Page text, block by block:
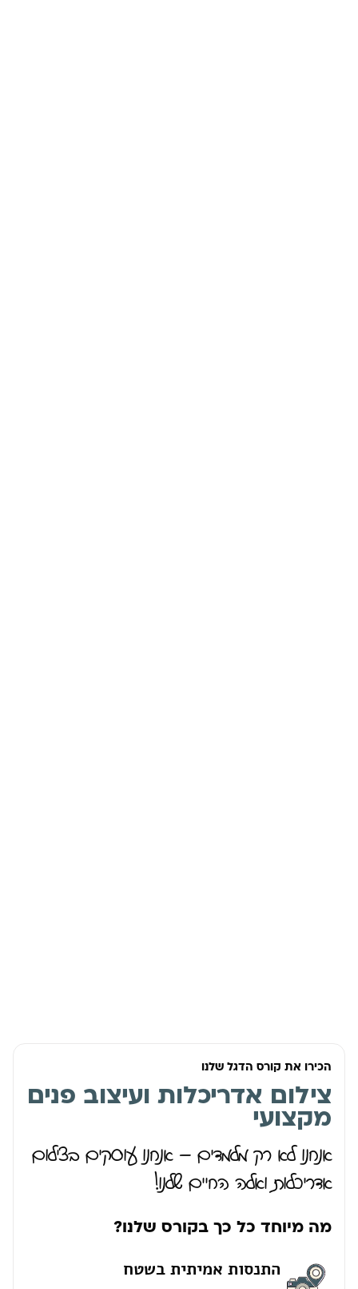
הכירו את קורס הדגל שלנו
צילום אדריכלות ועיצוב פנים
מקצועי
אנחנו לא רק מלמדים – אנחנו עוסקים בצילום
אדריכלות ואלה החיים שלנו!
מה מיוחד כל כך בקורס שלנו?
התנסות אמיתית בשטח